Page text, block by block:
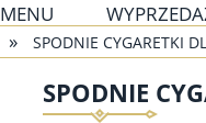
MENU
»
SPODNIE CYGARETKI
SPODNIE